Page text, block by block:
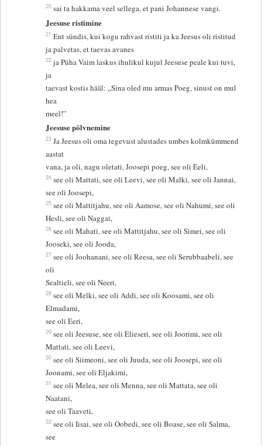
20 sai ta hakkama veel sellega, et pani Johannese vangi.
Jeesuse ristimine
21 Ent sündis, kui kogu rahvast ristiti ja ka Jeesus oli ristitud
ja palvetas, et taevas avanes
22 ja Püha Vaim laskus ihulikul kujul Jeesuse peale kui tuvi,
ja
taevast kostis hääl: „Sina oled mu armas Poeg, sinust on mul
hea
meel!”
Jeesuse põlvnemine
23 Ja Jeesus oli oma tegevust alustades umbes kolmkümmend
aastat
vana, ja oli, nagu oletati, Joosepi poeg, see oli Eeli,
24 see oli Mattati, see oli Leevi, see oli Malki, see oli Jannai,
see oli Joosepi,
25 see oli Mattitjahu, see oli Aamose, see oli Nahumi, see oli
Hesli, see oli Naggai,
26 see oli Mahati, see oli Mattitjahu, see oli Simei, see oli
Jooseki, see oli Jooda,
27 see oli Joohanani, see oli Reesa, see oli Serubbaabeli, see
oli
Sealtieli, see oli Neeri,
28 see oli Melki, see oli Addi, see oli Koosami, see oli
Elmadami,
see oli Eeri,
29 see oli Jeesuse, see oli Elieseri, see oli Joorimi, see oli
Mattati, see oli Leevi,
30 see oli Siimeoni, see oli Juuda, see oli Joosepi, see oli
Joonami, see oli Eljakimi,
31 see oli Melea, see oli Menna, see oli Mattata, see oli
Naatani,
see oli Taaveti,
32 see oli Iisai, see oli Oobedi, see oli Boase, see oli Salma,
see